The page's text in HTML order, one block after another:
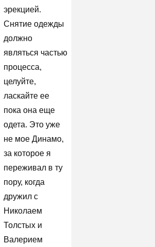
эрекцией.
Снятие одежды
должно
являться частью
процесса,
целуйте,
ласкайте ее
пока она еще
одета. Это уже
не мое Динамо,
за которое я
переживал в ту
пору, когда
дружил с
Николаем
Толстых и
Валерием